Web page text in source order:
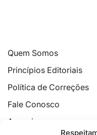
Quem Somos
Princípios Editoriais
Política de Correções
Fale Conosco
Anuncie